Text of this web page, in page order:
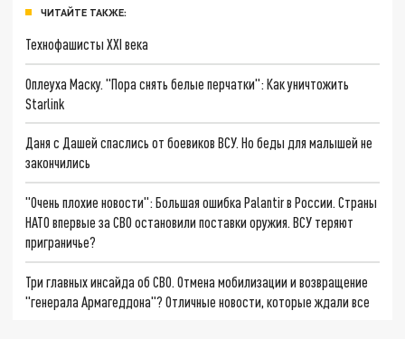
ЧИТАЙТЕ ТАКЖЕ:
Технофашисты XXI века
Оплеуха Маску. "Пора снять белые перчатки": Как уничтожить
Starlink
Даня с Дашей спаслись от боевиков ВСУ. Но беды для малышей не
закончились
"Очень плохие новости": Большая ошибка Palantir в России. Страны
НАТО впервые за СВО остановили поставки оружия. ВСУ теряют
приграничье?
Три главных инсайда об СВО. Отмена мобилизации и возвращение
"генерала Армагеддона"? Отличные новости, которые ждали все